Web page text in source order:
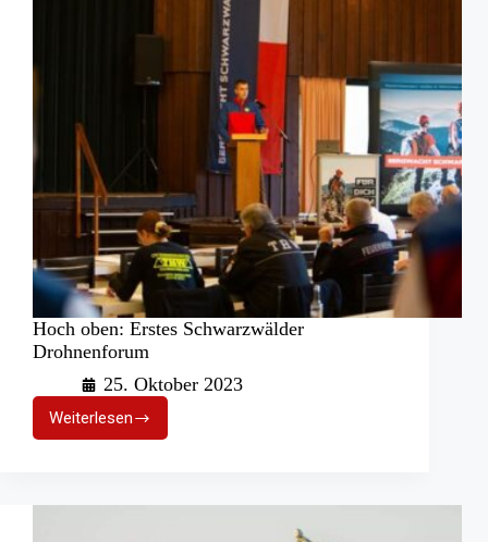
Hoch oben: Erstes Schwarzwälder
Drohnenforum
25. Oktober 2023
Weiterlesen
Hoch
oben:
Drohnenforum